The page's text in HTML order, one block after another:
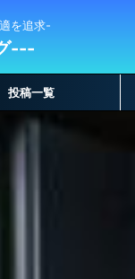
を追求-
---
投稿一覧